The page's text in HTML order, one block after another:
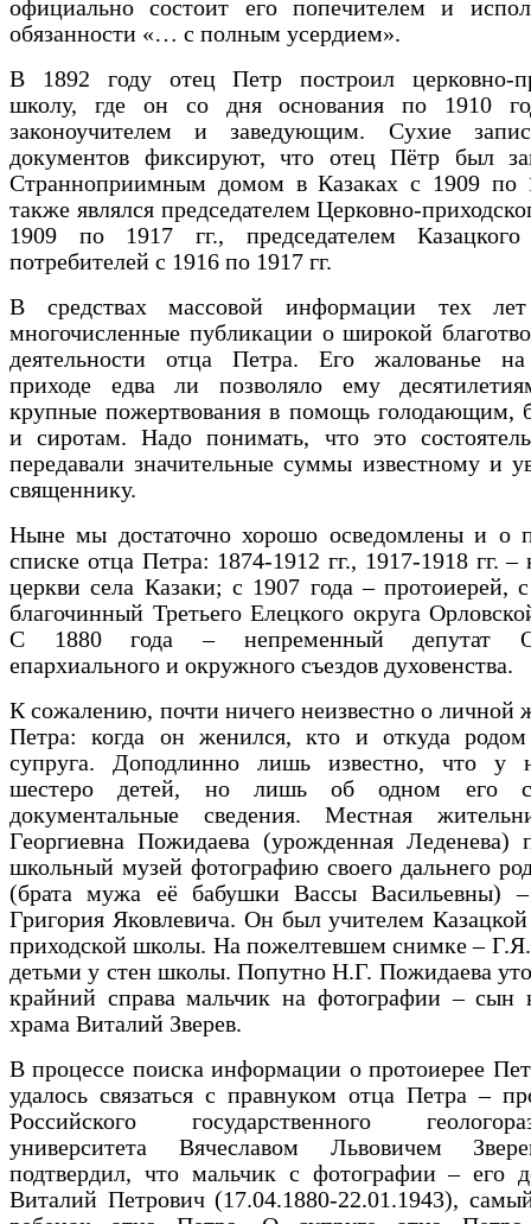
официально состоит его попечителем и
обязанности «… с полным усердием».
В 1892 году отец Петр построил церковно-
школу, где он со дня основания по 1910
законоучителем и заведующим. Сухие
документов фиксируют, что отец Пётр был
Странноприимным домом в Казаках с 1909 по
также являлся председателем Церковно-
1909 по 1917 гг., председателем Казацкого
потребителей с 1916 по 1917 гг.
В средствах массовой информации тех
многочисленные публикации о широкой
деятельности отца Петра. Его жалованье на
приходе едва ли позволяло ему
крупные пожертвования в помощь голодающим,
и сиротам. Надо понимать, что это
передавали значительные суммы известному и
священнику.
Ныне мы достаточно хорошо осведомлены и о
списке отца Петра: 1874-1912 гг., 1917-1918 гг. –
церкви села Казаки; с 1907 года – протоиерей,
благочинный Третьего Елецкого округа
С 1880 года – непременный депутат
епархиального и окружного съездов духовенства.
К сожалению, почти ничего неизвестно о личной
Петра: когда он женился, кто и откуда
супруга. Доподлинно лишь известно, что у
шестеро детей, но лишь об одном его
документальные сведения. Местная
Георгиевна Пожидаева (урожденная Леденева)
школьный музей фотографию своего дальнего
(брата мужа её бабушки Вассы Васильевны) –
Григория Яковлевича. Он был учителем
приходской школы. На пожелтевшем снимке –
детьми у стен школы. Попутно Н.Г. Пожидаева
крайний справа мальчик на фотографии – сын
храма Виталий Зверев.
В процессе поиска информации о протоиерее
удалось связаться с правнуком отца Петра –
Российского государственного
университета Вячеславом Львовичем
подтвердил, что мальчик с фотографии – его
Виталий Петрович (17.04.1880-22.01.1943),